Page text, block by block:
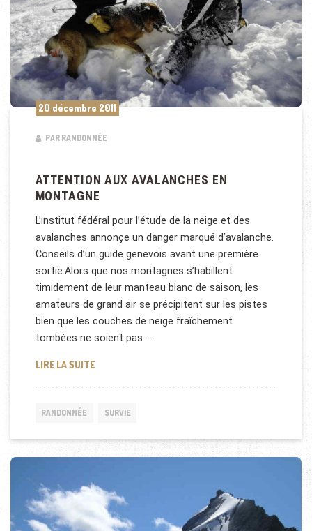
20 décembre 2011
PAR RANDONNÉE
ATTENTION AUX AVALANCHES EN
MONTAGNE
L’institut fédéral pour l’étude de la neige et des
avalanches annonçe un danger marqué d’avalanche.
Conseils d’un guide genevois avant une première
sortie.Alors que nos montagnes s’habillent
timidement de leur manteau blanc de saison, les
amateurs de grand air se précipitent sur les pistes
bien que les couches de neige fraîchement
tombées ne soient pas …
LIRE LA SUITEATTENTION AUX AVALANCHES EN MONTAGNE
RANDONNÉE SURVIE